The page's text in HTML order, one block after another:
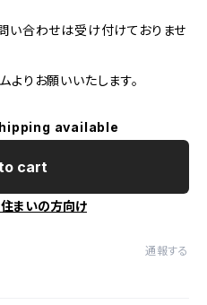
い合わせは受け付けておりませ
りお願いいたします。
available
cart
まいの方向け
通報する